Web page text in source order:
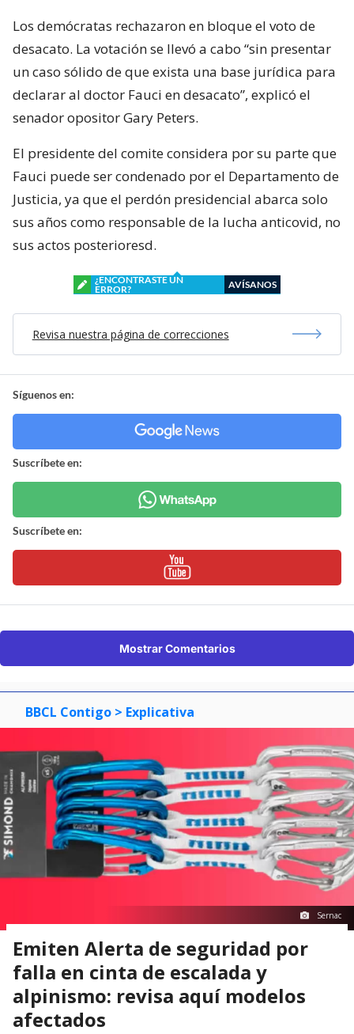
Los demócratas rechazaron en bloque el voto de
desacato. La votación se llevó a cabo “sin presentar
un caso sólido de que exista una base jurídica para
declarar al doctor Fauci en desacato”, explicó el
senador opositor Gary Peters.
El presidente del comite considera por su parte que
Fauci puede ser condenado por el Departamento de
Justicia, ya que el perdón presidencial abarca solo
sus años como responsable de la lucha anticovid, no
sus actos posterioresd.
¿ENCONTRASTE UN
ERROR?
AVÍSANOS
Revisa nuestra página de correcciones
Síguenos en:
Suscríbete en:
Suscríbete en:
Mostrar Comentarios
BBCL Contigo > Explicativa
Sernac
Emiten Alerta de seguridad por
falla en cinta de escalada y
alpinismo: revisa aquí modelos
afectados